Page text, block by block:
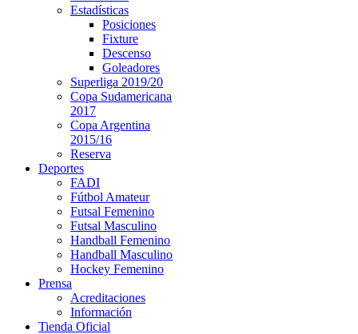
Estadísticas
Posiciones
Fixture
Descenso
Goleadores
Superliga 2019/20
Copa Sudamericana
2017
Copa Argentina
2015/16
Reserva
Deportes
FADI
Fútbol Amateur
Futsal Femenino
Futsal Masculino
Handball Femenino
Handball Masculino
Hockey Femenino
Prensa
Acreditaciones
Información
Tienda Oficial